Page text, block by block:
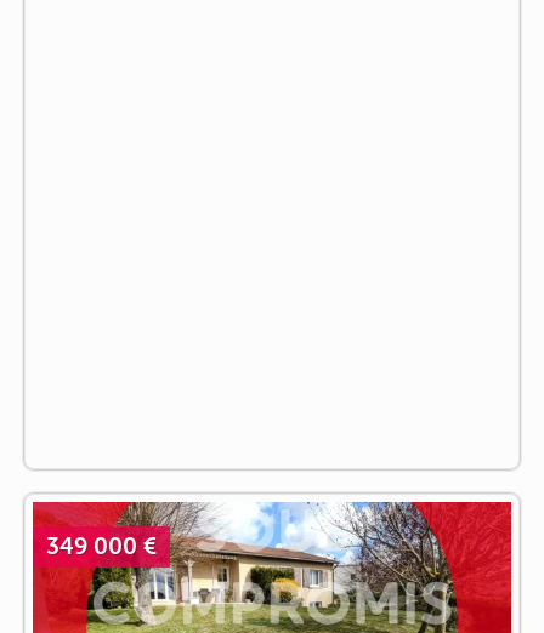
349 000 €